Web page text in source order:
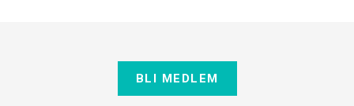
BLI MEDLEM